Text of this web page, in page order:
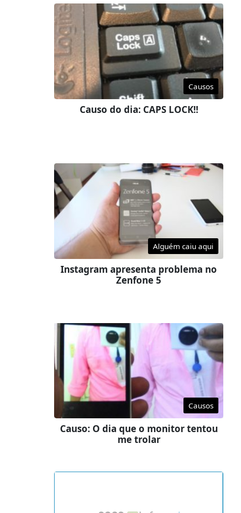
Causos
Causo do dia: CAPS LOCK!!
Alguém caiu aqui
Instagram apresenta problema no
Zenfone 5
Causos
Causo: O dia que o monitor tentou
me trolar